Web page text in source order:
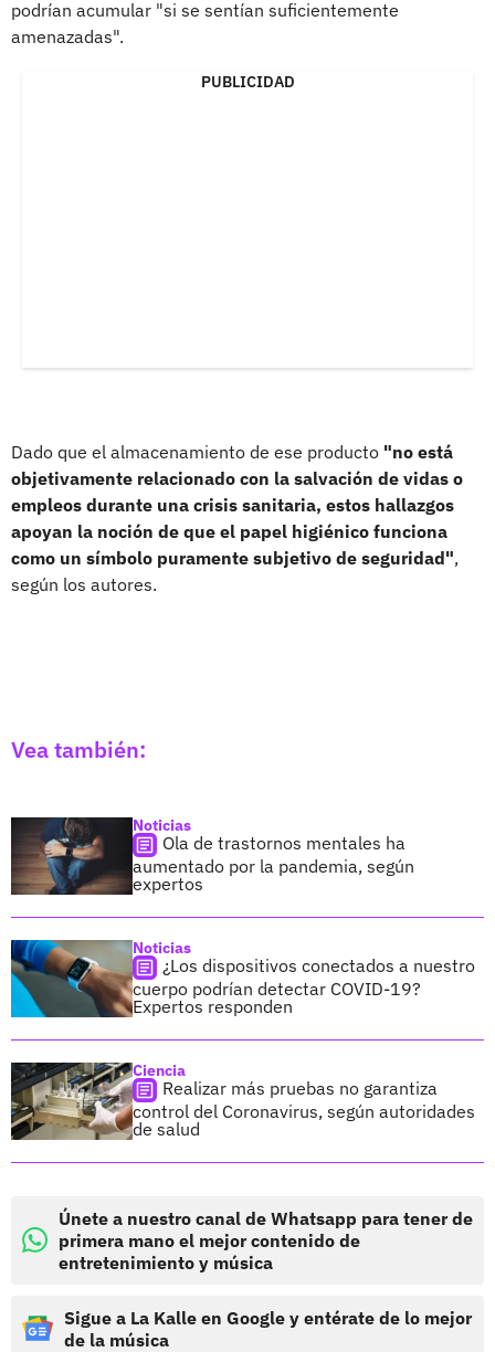
podrían acumular "si se sentían suficientemente
amenazadas".
PUBLICIDAD
Dado que el almacenamiento de ese producto "no está
objetivamente relacionado con la salvación de vidas o
empleos durante una crisis sanitaria, estos hallazgos
apoyan la noción de que el papel higiénico funciona
como un símbolo puramente subjetivo de seguridad",
según los autores.
Vea también:
Noticias
Ola de trastornos mentales ha
aumentado por la pandemia, según
expertos
Noticias
¿Los dispositivos conectados a nuestro
cuerpo podrían detectar COVID-19?
Expertos responden
Ciencia
Realizar más pruebas no garantiza
control del Coronavirus, según autoridades
de salud
Únete a nuestro canal de Whatsapp para tener de
primera mano el mejor contenido de
entretenimiento y música
Sigue a La Kalle en Google y entérate de lo mejor
de la música